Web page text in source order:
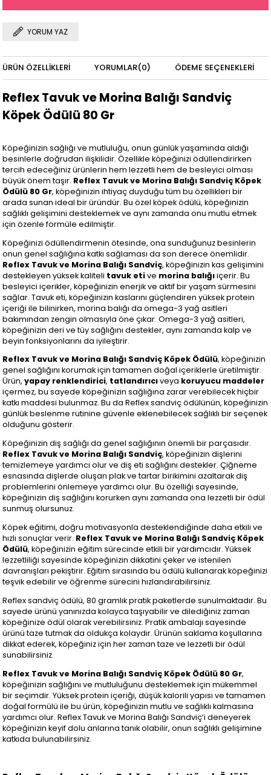
YORUM YAZ
ÜRÜN ÖZELLIKLERI YORUMLAR(0) ÖDEME SEÇENEKLERI
Reflex Tavuk ve Morina Balığı Sandviç
Köpek Ödülü 80 Gr
Köpeğinizin sağlığı ve mutluluğu, onun günlük yaşamında aldığı
besinlerle doğrudan ilişkilidir. Özellikle köpeğinizi ödüllendirirken
tercih edeceğiniz ürünlerin hem lezzetli hem de besleyici olması
büyük önem taşır. Reflex Tavuk ve Morina Balığı Sandviç Köpek
Ödülü 80 Gr, köpeğinizin ihtiyaç duyduğu tüm bu özellikleri bir
arada sunan ideal bir üründür. Bu özel köpek ödülü, köpeğinizin
sağlıklı gelişimini desteklemek ve aynı zamanda onu mutlu etmek
için özenle formüle edilmiştir.
Köpeğinizi ödüllendirmenin ötesinde, ona sunduğunuz besinlerin
onun genel sağlığına katkı sağlaması da son derece önemlidir.
Reflex Tavuk ve Morina Balığı Sandviç, köpeğinizin kas gelişimini
destekleyen yüksek kaliteli tavuk etive morina balığıiçerir. Bu
besleyici içerikler, köpeğinizin enerjik ve aktif bir yaşam sürmesini
sağlar. Tavuk eti, köpeğinizin kaslarını güçlendiren yüksek protein
içeriği ile bilinirken, morina balığı da omega-3 yağ asitleri
bakımından zengin olmasıyla öne çıkar. Omega-3 yağ asitleri,
köpeğinizin deri ve tüy sağlığını destekler, aynı zamanda kalp ve
beyin fonksiyonlarını da iyileştirir.
Reflex Tavuk ve Morina Balığı Sandviç Köpek Ödülü, köpeğinizin
genel sağlığını korumak için tamamen doğal içeriklerle üretilmiştir.
Ürün,yapay renklendirici, tatlandırıcıveya koruyucu maddeler
içermez, bu sayede köpeğinizin sağlığına zarar verebilecek hiçbir
katkı maddesi bulunmaz. Bu da Reflex sandviç ödülünün, köpeğinizin
günlük beslenme rutinine güvenle eklenebilecek sağlıklı bir seçenek
olduğunu gösterir.
Köpeğinizin diş sağlığı da genel sağlığının önemli bir parçasıdır.
Reflex Tavuk ve Morina Balığı Sandviç, köpeğinizin dişlerini
temizlemeye yardımcı olur ve diş eti sağlığını destekler. Çiğneme
esnasında dişlerde oluşan plak ve tartar birikimini azaltarak diş
problemlerini önlemeye yardımcı olur. Bu özelliği sayesinde,
köpeğinizin diş sağlığını korurken aynı zamanda ona lezzetli bir ödül
sunmuş olursunuz.
Köpek eğitimi, doğru motivasyonla desteklendiğinde daha etkili ve
hızlı sonuçlar verir. Reflex Tavuk ve Morina Balığı Sandviç Köpek
Ödülü, köpeğinizin eğitim sürecinde etkili bir yardımcıdır. Yüksek
lezzetliliği sayesinde köpeğinizin dikkatini çeker ve istenilen
davranışları pekiştirir. Eğitim sırasında bu ödülü kullanarak köpeğinizi
teşvik edebilir ve öğrenme sürecini hızlandırabilirsiniz.
Reflex sandviç ödülü, 80 gramlık pratik paketlerde sunulmaktadır. Bu
sayede ürünü yanınızda kolayca taşıyabilir ve dilediğiniz zaman
köpeğinize ödül olarak verebilirsiniz. Pratik ambalajı sayesinde
ürünü taze tutmak da oldukça kolaydır. Ürünün saklama koşullarına
dikkat ederek, köpeğiniz için her zaman taze ve lezzetli bir ödül
sunabilirsiniz.
Reflex Tavuk ve Morina Balığı Sandviç Köpek Ödülü 80 Gr,
köpeğinizin sağlığını ve mutluluğunu desteklemek için mükemmel
bir seçimdir. Yüksek protein içeriği, düşük kalorili yapısı ve tamamen
doğal formülü ile bu ürün, köpeğinizin mutlu ve sağlıklı kalmasına
yardımcı olur. Reflex Tavuk ve Morina Balığı Sandviç’i deneyerek
köpeğinizin keyif dolu anlarına tanık olabilir, onun sağlıklı gelişimine
katkıda bulunabilirsiniz.